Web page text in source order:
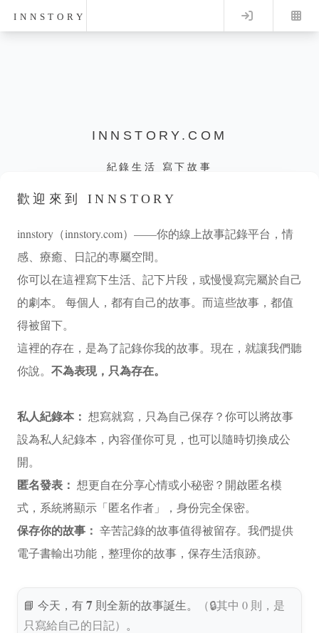
INNSTORY Log in
INNSTORY.COM
紀錄生活 寫下故事
歡迎來到 INNSTORY
innstory（innstory.com）——你的線上故事記錄平台，情
感、療癒、日記的專屬空間。
你可以在這裡寫下生活、記下片段，或慢慢寫完屬於自己
的劇本。 每個人，都有自己的故事。而這些故事，都值
得被留下。
這裡的存在，是為了記錄你我的故事。現在，就讓我們聽
你說。 不為表現，只為存在。
私人紀錄本： 想寫就寫，只為自己保存？你可以將故事
設為私人紀錄本，內容僅你可見，也可以隨時切換成公
開。
匿名發表： 想更自在分享心情或小秘密？開啟匿名模
式，系統將顯示「匿名作者」，身份完全保密。
保存你的故事： 辛苦記錄的故事值得被留存。我們提供
電子書輸出功能，整理你的故事，保存生活痕跡。
📘 今天，有7 則全新的故事誕生。
（🔒其中 0 則，是
只寫給自己的日記） 。